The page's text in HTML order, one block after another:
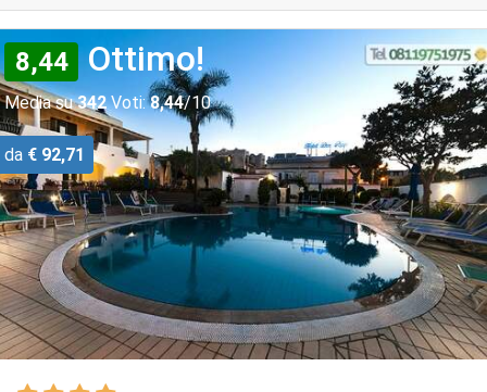
8,44 Ottimo!
Media su342Voti: 8,44/10
da € 92,71